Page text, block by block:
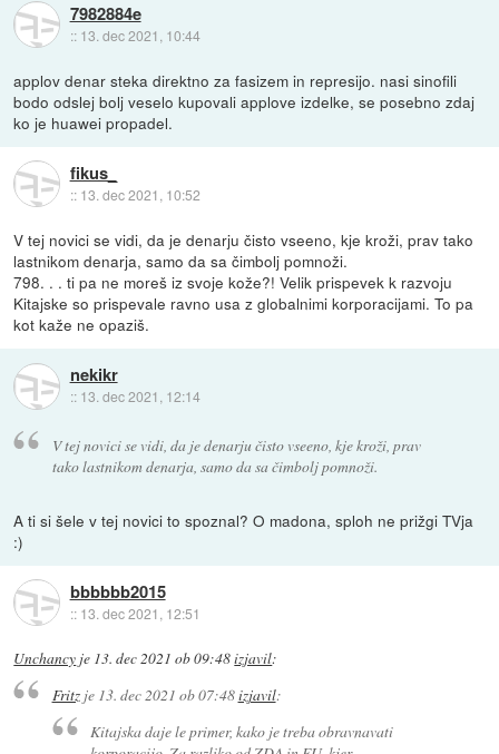
7982884e
:: 13. dec 2021, 10:44
applov denar steka direktno za fasizem in represijo. nasi sinofili
bodo odslej bolj veselo kupovali applove izdelke, se posebno zdaj
ko je huawei propadel.
fikus_
:: 13. dec 2021, 10:52
V tej novici se vidi, da je denarju čisto vseeno, kje kroži, prav tako
lastnikom denarja, samo da sa čimbolj pomnoži.
798. . . ti pa ne moreš iz svoje kože?! Velik prispevek k razvoju
Kitajske so prispevale ravno usa z globalnimi korporacijami. To pa
kot kaže ne opaziš.
nekikr
:: 13. dec 2021, 12:14
V tej novici se vidi, da je denarju čisto vseeno, kje kroži, prav
tako lastnikom denarja, samo da sa čimbolj pomnoži.
A ti si šele v tej novici to spoznal? O madona, sploh ne prižgi TVja
:)
bbbbbb2015
:: 13. dec 2021, 12:51
Unchancy je 13. dec 2021 ob 09:48izjavil:
Fritzje 13. dec 2021 ob 07:48izjavil:
Kitajska daje le primer, kako je treba obravnavati